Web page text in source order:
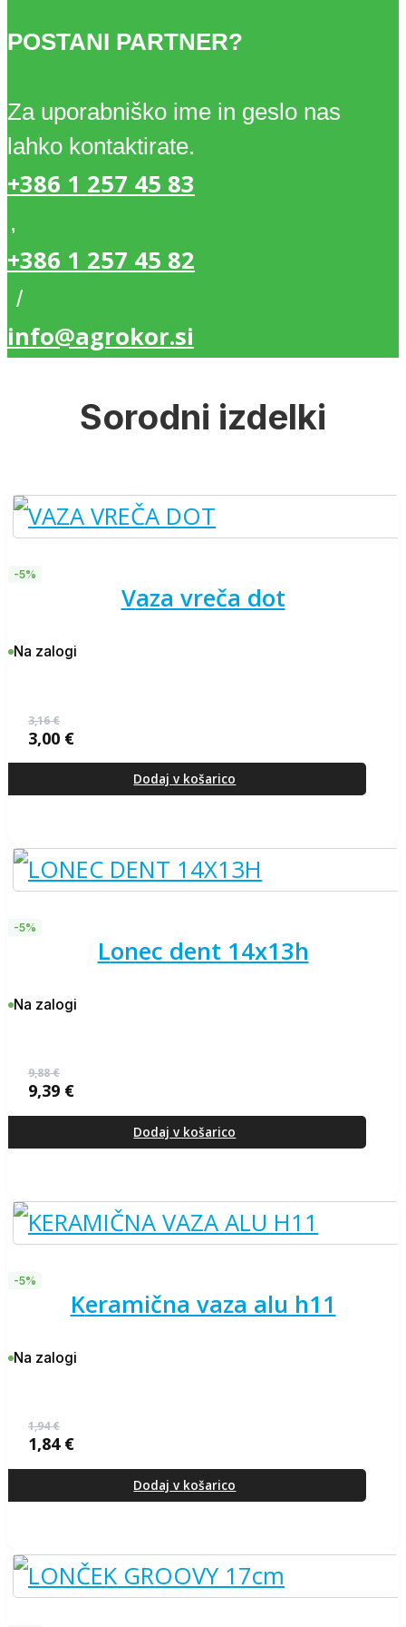
POSTANI PARTNER?
Za uporabniško ime in geslo nas
lahko kontaktirate.
+386 1 257 45 83
,
+386 1 257 45 82
/
info@agrokor.si
Sorodni izdelki
-5%
vaza vreča dot
Na zalogi
3,16€
cena
3,16 €.
3,00 €
cena
Dodaj v košarico
-5%
lonec dent 14x13h
Na zalogi
9,88€
cena
9,88 €.
9,39 €
cena
Dodaj v košarico
-5%
keramična vaza alu h11
Na zalogi
1,94€
cena
1,94 €.
1,84 €
cena
Dodaj v košarico